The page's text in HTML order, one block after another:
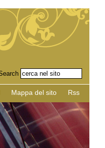
Mappa del sito Rss